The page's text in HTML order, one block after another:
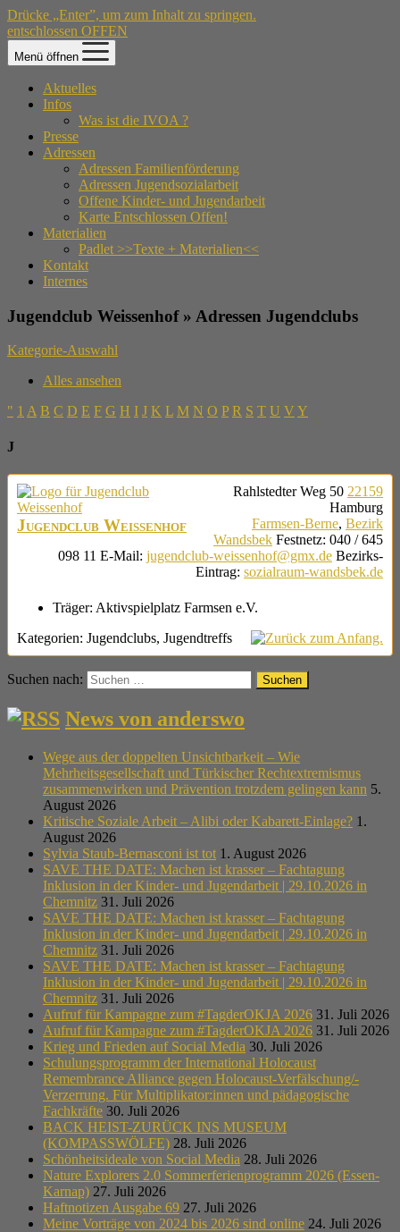
Drücke „Enter”, um zum Inhalt zu springen.
entschlossen OFFEN
Menü öffnen
Aktuelles
Infos
Was ist die IVOA ?
Presse
Adressen
Adressen Familienförderung
Adressen Jugendsozialarbeit
Offene Kinder- und Jugendarbeit
Karte Entschlossen Offen!
Materialien
Padlet >>Texte + Materialien<<
Kontakt
Internes
Jugendclub Weissenhof » Adressen Jugendclubs
Kategorie-Auswahl
Alles ansehen
" 1 A B C D E F G H I J K L M N O P R S T U V Y
J
Jugendclub Weissenhof
Rahlstedter Weg 50 22159
Hamburg
Farmsen-Berne, Bezirk
Wandsbek Festnetz: 040 / 645
098 11 E-Mail: jugendclub-weissenhof@gmx.de Bezirks-
Eintrag: sozialraum-wandsbek.de
Träger: Aktivspielplatz Farmsen e.V.
Kategorien: Jugendclubs, Jugendtreffs
Suchen nach:
News von anderswo
Wege aus der doppelten Unsichtbarkeit – Wie
Mehrheitsgesellschaft und Türkischer Rechtextremismus
zusammenwirken und Prävention trotzdem gelingen kann 5.
August 2026
Kritische Soziale Arbeit – Alibi oder Kabarett-Einlage? 1.
August 2026
Sylvia Staub-Bernasconi ist tot 1. August 2026
SAVE THE DATE: Machen ist krasser – Fachtagung
Inklusion in der Kinder- und Jugendarbeit | 29.10.2026 in
Chemnitz 31. Juli 2026
SAVE THE DATE: Machen ist krasser – Fachtagung
Inklusion in der Kinder- und Jugendarbeit | 29.10.2026 in
Chemnitz 31. Juli 2026
SAVE THE DATE: Machen ist krasser – Fachtagung
Inklusion in der Kinder- und Jugendarbeit | 29.10.2026 in
Chemnitz 31. Juli 2026
Aufruf für Kampagne zum #TagderOKJA 2026 31. Juli 2026
Aufruf für Kampagne zum #TagderOKJA 2026 31. Juli 2026
Krieg und Frieden auf Social Media 30. Juli 2026
Schulungsprogramm der International Holocaust
Remembrance Alliance gegen Holocaust-Verfälschung/-
Verzerrung. Für Multiplikator:innen und pädagogische
Fachkräfte 30. Juli 2026
BACK HEIST-ZURÜCK INS MUSEUM
(KOMPASSWÖLFE) 28. Juli 2026
Schönheitsideale von Social Media 28. Juli 2026
Nature Explorers 2.0 Sommerferienprogramm 2026 (Essen-
Karnap) 27. Juli 2026
Haftnotizen Ausgabe 69 27. Juli 2026
Meine Vorträge von 2024 bis 2026 sind online 24. Juli 2026